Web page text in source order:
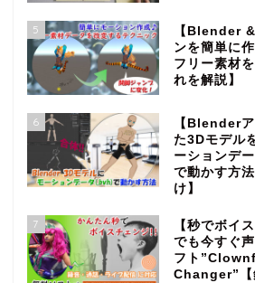
5
【Blender
ンを簡単に
フリー素材
れを解説】
6
【Blender
た3Dモデル
ーションデ
で動かす方
け】
7
【秒でボイ
でも今すぐ
フト
Changer”【